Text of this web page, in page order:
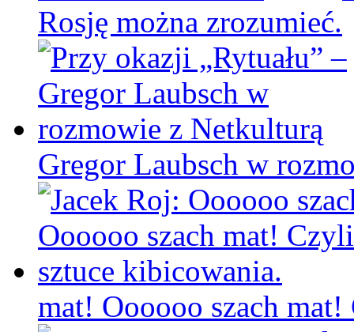
Rosję można zrozumieć.
Gregor Laubsch w
mat! Oooooo szach